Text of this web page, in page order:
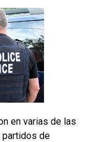
en varias de las
partidos de